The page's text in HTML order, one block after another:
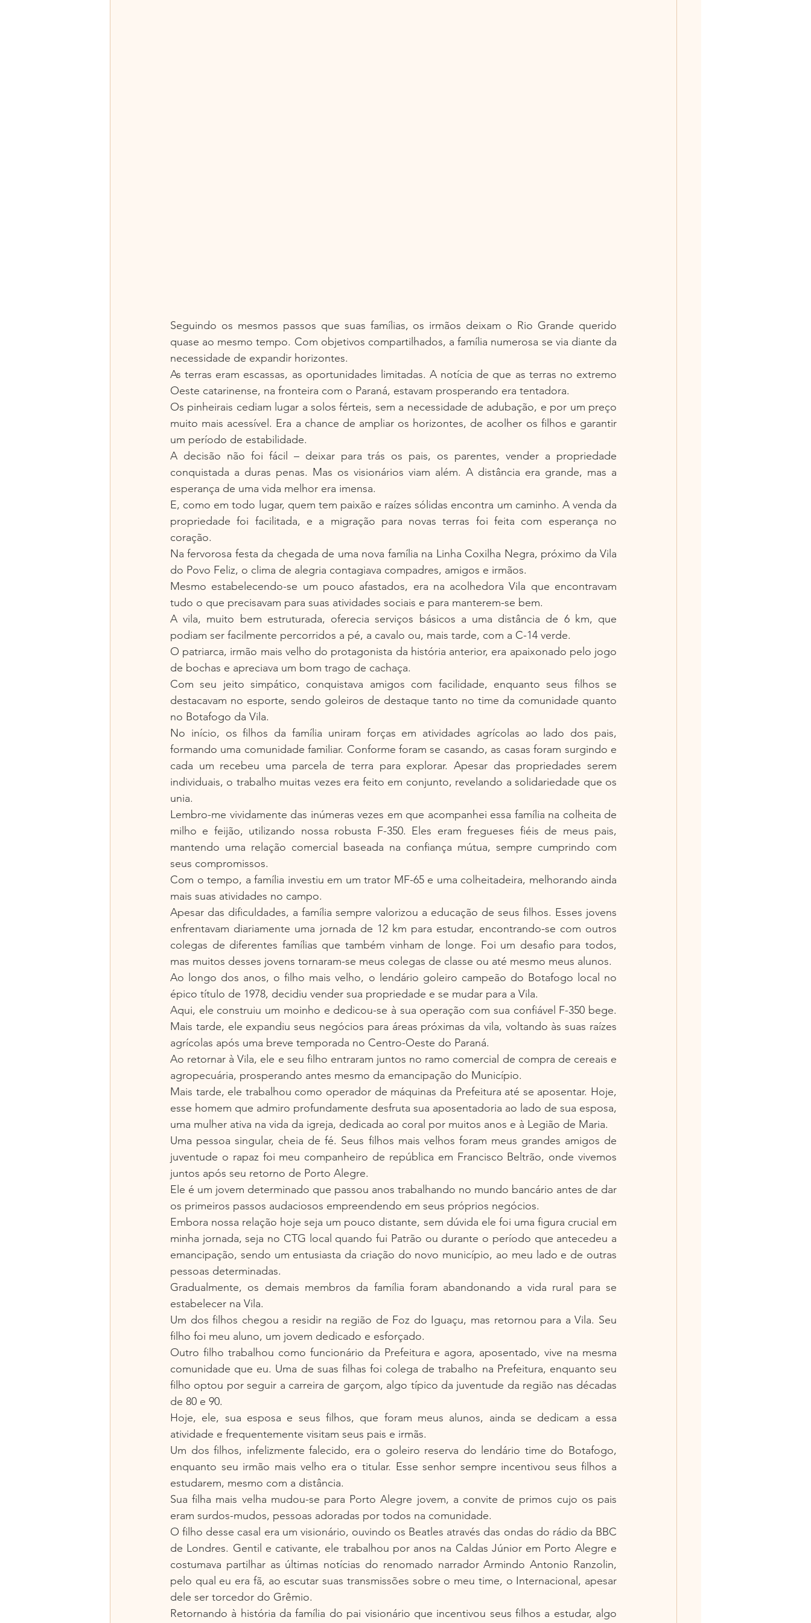
Seguindo os mesmos passos que suas famílias, os irmãos deixam o Rio Grande querido
quase ao mesmo tempo. Com objetivos compartilhados, a família numerosa se via diante da
necessidade de expandir horizontes.
As terras eram escassas, as oportunidades limitadas. A notícia de que as terras no extremo
Oeste catarinense, na fronteira com o Paraná, estavam prosperando era tentadora.
Os pinheirais cediam lugar a solos férteis, sem a necessidade de adubação, e por um preço
muito mais acessível. Era a chance de ampliar os horizontes, de acolher os filhos e garantir
um período de estabilidade.
A decisão não foi fácil – deixar para trás os pais, os parentes, vender a propriedade
conquistada a duras penas. Mas os visionários viam além. A distância era grande, mas a
esperança de uma vida melhor era imensa.
E, como em todo lugar, quem tem paixão e raízes sólidas encontra um caminho. A venda da
propriedade foi facilitada, e a migração para novas terras foi feita com esperança no
coração.
Na fervorosa festa da chegada de uma nova família na Linha Coxilha Negra, próximo da Vila
do Povo Feliz, o clima de alegria contagiava compadres, amigos e irmãos.
Mesmo estabelecendo-se um pouco afastados, era na acolhedora Vila que encontravam
tudo o que precisavam para suas atividades sociais e para manterem-se bem.
A vila, muito bem estruturada, oferecia serviços básicos a uma distância de 6 km, que
podiam ser facilmente percorridos a pé, a cavalo ou, mais tarde, com a C-14 verde.
O patriarca, irmão mais velho do protagonista da história anterior, era apaixonado pelo jogo
de bochas e apreciava um bom trago de cachaça.
Com seu jeito simpático, conquistava amigos com facilidade, enquanto seus filhos se
destacavam no esporte, sendo goleiros de destaque tanto no time da comunidade quanto
no Botafogo da Vila.
No início, os filhos da família uniram forças em atividades agrícolas ao lado dos pais,
formando uma comunidade familiar. Conforme foram se casando, as casas foram surgindo e
cada um recebeu uma parcela de terra para explorar. Apesar das propriedades serem
individuais, o trabalho muitas vezes era feito em conjunto, revelando a solidariedade que os
unia.
Lembro-me vividamente das inúmeras vezes em que acompanhei essa família na colheita de
milho e feijão, utilizando nossa robusta F-350. Eles eram fregueses fiéis de meus pais,
mantendo uma relação comercial baseada na confiança mútua, sempre cumprindo com
seus compromissos.
Com o tempo, a família investiu em um trator MF-65 e uma colheitadeira, melhorando ainda
mais suas atividades no campo.
Apesar das dificuldades, a família sempre valorizou a educação de seus filhos. Esses jovens
enfrentavam diariamente uma jornada de 12 km para estudar, encontrando-se com outros
colegas de diferentes famílias que também vinham de longe. Foi um desafio para todos,
mas muitos desses jovens tornaram-se meus colegas de classe ou até mesmo meus alunos.
Ao longo dos anos, o filho mais velho, o lendário goleiro campeão do Botafogo local no
épico título de 1978, decidiu vender sua propriedade e se mudar para a Vila.
Aqui, ele construiu um moinho e dedicou-se à sua operação com sua confiável F-350 bege.
Mais tarde, ele expandiu seus negócios para áreas próximas da vila, voltando às suas raízes
agrícolas após uma breve temporada no Centro-Oeste do Paraná.
Ao retornar à Vila, ele e seu filho entraram juntos no ramo comercial de compra de cereais e
agropecuária, prosperando antes mesmo da emancipação do Município.
Mais tarde, ele trabalhou como operador de máquinas da Prefeitura até se aposentar. Hoje,
esse homem que admiro profundamente desfruta sua aposentadoria ao lado de sua esposa,
uma mulher ativa na vida da igreja, dedicada ao coral por muitos anos e à Legião de Maria.
Uma pessoa singular, cheia de fé. Seus filhos mais velhos foram meus grandes amigos de
juventude o rapaz foi meu companheiro de república em Francisco Beltrão, onde vivemos
juntos após seu retorno de Porto Alegre.
Ele é um jovem determinado que passou anos trabalhando no mundo bancário antes de dar
os primeiros passos audaciosos empreendendo em seus próprios negócios.
Embora nossa relação hoje seja um pouco distante, sem dúvida ele foi uma figura crucial em
minha jornada, seja no CTG local quando fui Patrão ou durante o período que antecedeu a
emancipação, sendo um entusiasta da criação do novo município, ao meu lado e de outras
pessoas determinadas.
Gradualmente, os demais membros da família foram abandonando a vida rural para se
estabelecer na Vila.
Um dos filhos chegou a residir na região de Foz do Iguaçu, mas retornou para a Vila. Seu
filho foi meu aluno, um jovem dedicado e esforçado.
Outro filho trabalhou como funcionário da Prefeitura e agora, aposentado, vive na mesma
comunidade que eu. Uma de suas filhas foi colega de trabalho na Prefeitura, enquanto seu
filho optou por seguir a carreira de garçom, algo típico da juventude da região nas décadas
de 80 e 90.
Hoje, ele, sua esposa e seus filhos, que foram meus alunos, ainda se dedicam a essa
atividade e frequentemente visitam seus pais e irmãs.
Um dos filhos, infelizmente falecido, era o goleiro reserva do lendário time do Botafogo,
enquanto seu irmão mais velho era o titular. Esse senhor sempre incentivou seus filhos a
estudarem, mesmo com a distância.
Sua filha mais velha mudou-se para Porto Alegre jovem, a convite de primos cujo os pais
eram surdos-mudos, pessoas adoradas por todos na comunidade.
O filho desse casal era um visionário, ouvindo os Beatles através das ondas do rádio da BBC
de Londres. Gentil e cativante, ele trabalhou por anos na Caldas Júnior em Porto Alegre e
costumava partilhar as últimas notícias do renomado narrador Armindo Antonio Ranzolin,
pelo qual eu era fã, ao escutar suas transmissões sobre o meu time, o Internacional, apesar
dele ser torcedor do Grêmio.
Retornando à história da família do pai visionário que incentivou seus filhos a estudar, algo